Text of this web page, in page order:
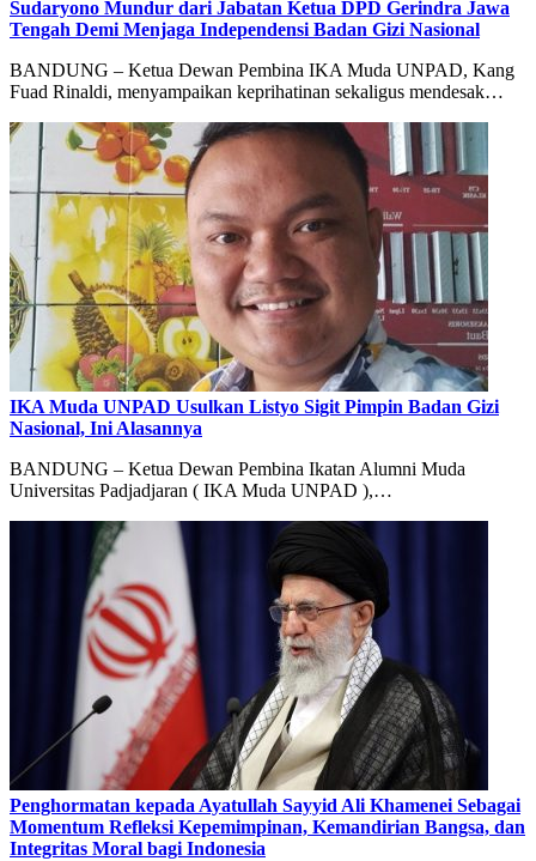
Sudaryono Mundur dari Jabatan Ketua DPD Gerindra Jawa
Tengah Demi Menjaga Independensi Badan Gizi Nasional
BANDUNG – Ketua Dewan Pembina IKA Muda UNPAD, Kang
Fuad Rinaldi, menyampaikan keprihatinan sekaligus mendesak…
IKA Muda UNPAD Usulkan Listyo Sigit Pimpin Badan Gizi
Nasional, Ini Alasannya
BANDUNG – Ketua Dewan Pembina Ikatan Alumni Muda
Universitas Padjadjaran ( IKA Muda UNPAD ),…
Penghormatan kepada Ayatullah Sayyid Ali Khamenei Sebagai
Momentum Refleksi Kepemimpinan, Kemandirian Bangsa, dan
Integritas Moral bagi Indonesia